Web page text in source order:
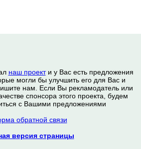
наш проекти у Вас есть предложения
могли бы улучшить его для Вас и
нам. Если Вы рекламодатель или
спонсора этого проекта, будем
с Вашими предложениями
обратной связи
версия страницы